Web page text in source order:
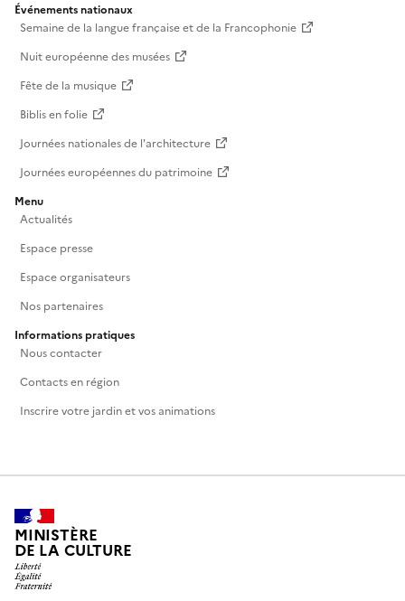
Événements nationaux
Semaine de la langue française et de la Francophonie
Nuit européenne des musées
Fête de la musique
Biblis en folie
Journées nationales de l'architecture
Journées européennes du patrimoine
Menu
Actualités
Espace presse
Espace organisateurs
Nos partenaires
Informations pratiques
Nous contacter
Contacts en région
Inscrire votre jardin et vos animations
MINISTÈRE
DE LA CULTURE